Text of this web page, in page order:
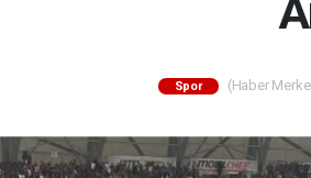
Spor (Haber